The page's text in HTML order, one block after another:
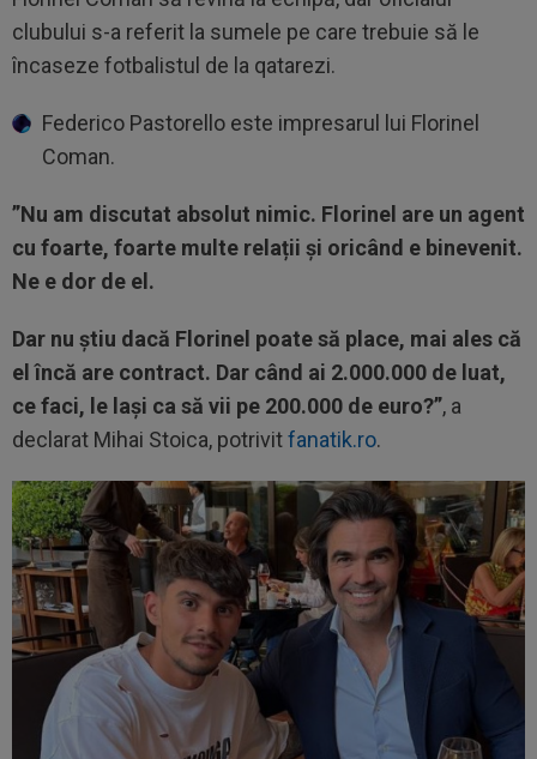
clubului s-a referit la sumele pe care trebuie să le
încaseze fotbalistul de la qatarezi.
Federico Pastorello este impresarul lui Florinel
Coman.
”Nu am discutat absolut nimic. Florinel are un agent
cu foarte, foarte multe relații și oricând e binevenit.
Ne e dor de el.
Dar nu știu dacă Florinel poate să place, mai ales că
el încă are contract. Dar când ai 2.000.000 de luat,
ce faci, le lași ca să vii pe 200.000 de euro?”, a
declarat Mihai Stoica, potrivitfanatik.ro.